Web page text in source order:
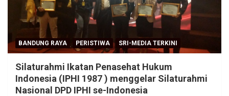
BANDUNG RAYA PERISTIWA SRI-MEDIA TERKINI
Silaturahmi Ikatan Penasehat Hukum
Indonesia (IPHI 1987 ) menggelar Silaturahmi
Nasional DPD IPHI se-Indonesia